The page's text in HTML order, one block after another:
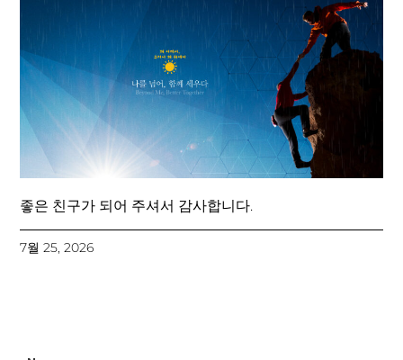
좋은 친구가 되어 주셔서 감사합니다.
7월 25, 2026